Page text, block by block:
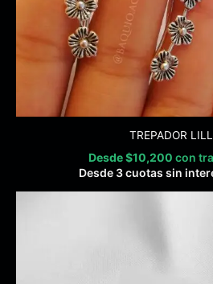
TREPADOR
Desde$10,200 con
Desde 3 cuotas sin